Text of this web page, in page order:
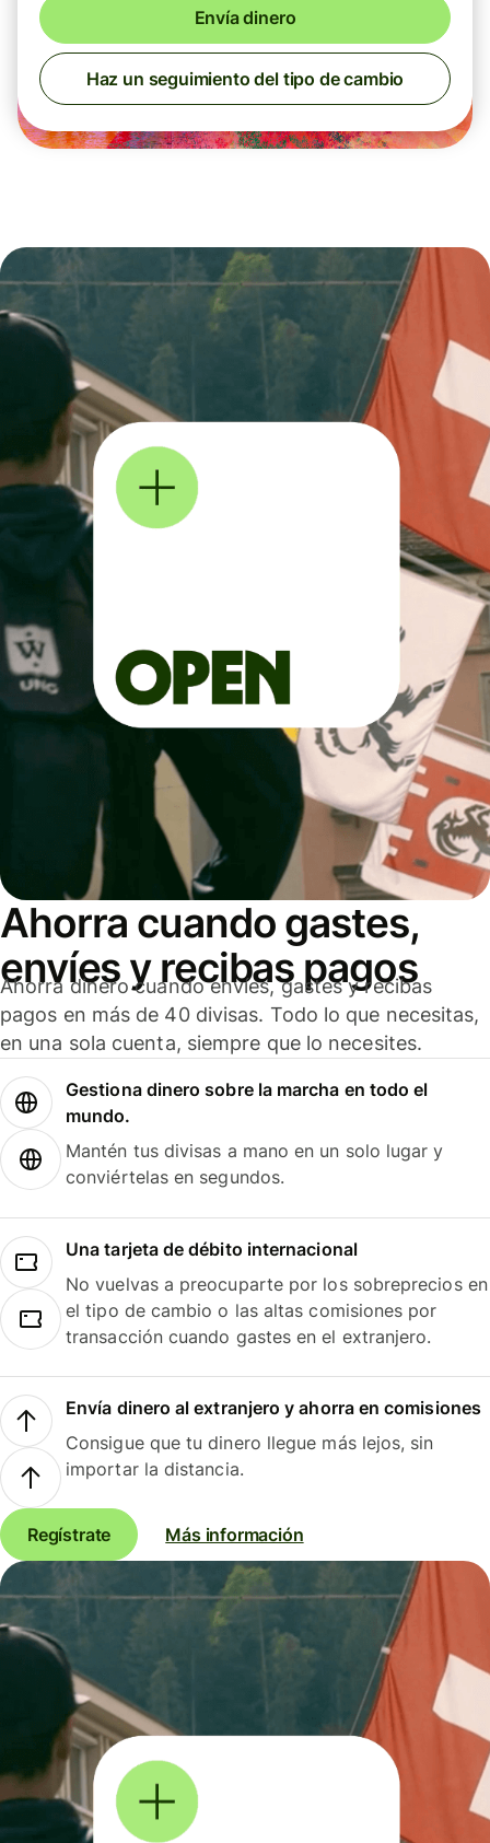
Envía dinero
Haz un seguimiento del tipo de cambio
Ahorra cuando gastes,
envíes y recibas pagos
Ahorra dinero cuando envíes, gastes y recibas
pagos en más de 40 divisas. Todo lo que necesitas,
en una sola cuenta, siempre que lo necesites.
Gestiona dinero sobre la marcha en todo el
mundo.
Mantén tus divisas a mano en un solo lugar y
conviértelas en segundos.
Una tarjeta de débito internacional
No vuelvas a preocuparte por los sobreprecios en
el tipo de cambio o las altas comisiones por
transacción cuando gastes en el extranjero.
Envía dinero al extranjero y ahorra en comisiones
Consigue que tu dinero llegue más lejos, sin
importar la distancia.
Regístrate Más información